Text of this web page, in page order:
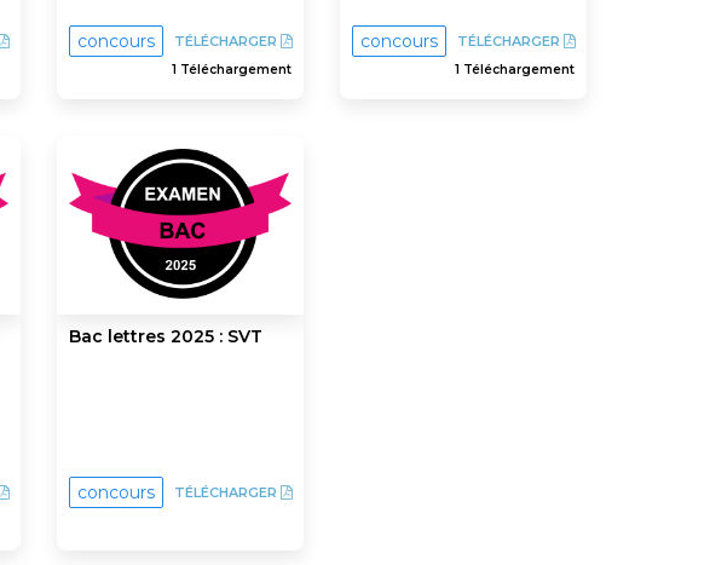
concours TÉLÉCHARGER
1 Téléchargement
concours TÉLÉCHARGER
1 Téléchargement
Bac lettres 2025 : SVT
concours TÉLÉCHARGER